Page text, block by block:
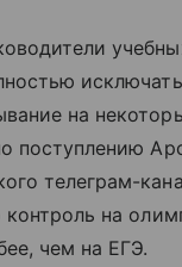
на
поступлению
телеграм-
на
чем на ЕГЭ.